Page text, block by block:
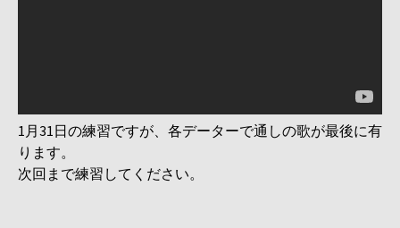
1月31日の練習ですが、各データーで通しの歌が最後に有
ります。
次回まで練習してください。